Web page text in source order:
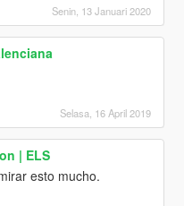
Senin, 13 Januari 2020
Selasa, 16 April 2019
| ELS
esto mucho.